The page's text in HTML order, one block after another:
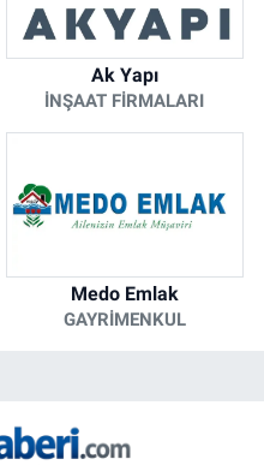
Ak Yapı
İNŞAAT FIRMALARI
Medo Emlak
GAYRIMENKUL